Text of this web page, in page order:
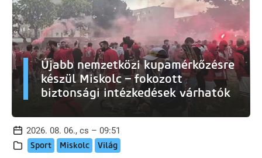
Újabb nemzetközi kupamérkőzésre
készül Miskolc – fokozott
biztonsági intézkedések várhatók
2026. 08. 06., cs – 09:51
Sport Miskolc Világ